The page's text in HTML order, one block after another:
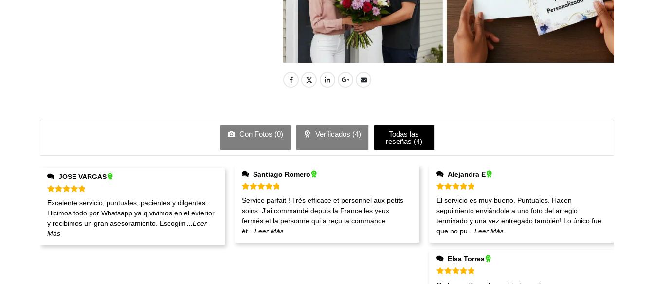
Con Fotos (0) Verificados (4)
Todas las
reseñas (4)
JOSE VARGAS
Excelente servicio, puntuales, pacientes y dilgentes.
Hicimos todo por Whatsapp ya q vivimos.en el.exterior
y recibimos un gran asesoramiento. Escogim
...Leer
Más
Santiago Romero
Service parfait ! Très efficace et personnel aux petits
soins. J'ai commandé depuis la France les yeux
fermés et la personne qui a reçu la commande
ét
...Leer Más
Alejandra E
El servicio es muy bueno. Puntuales. Hacen
seguimiento enviándole a uno foto del arreglo
terminado y una vez entregado también! Lo único fue
que no pu
...Leer Más
Elsa Torres